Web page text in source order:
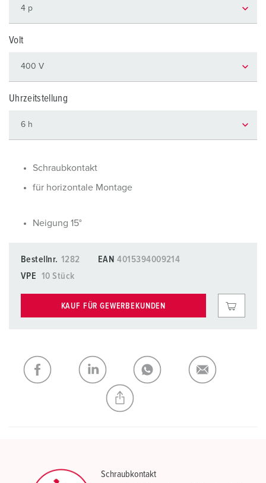
Volt
Uhrzeitstellung
Schraubkontakt
für horizontale Montage
Neigung 15°
Bestellnr. 1282 EAN 4015394009214
VPE
10 Stück
KAUF FÜR GEWERBEKUNDEN
Schraubkontakt